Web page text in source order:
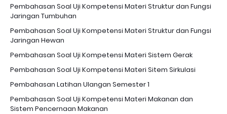
Pembahasan Soal Uji Kompetensi Materi Struktur dan Fungsi
Jaringan Tumbuhan
Pembahasan Soal Uji Kompetensi Materi Struktur dan Fungsi
Jaringan Hewan
Pembahasan Soal Uji Kompetensi Materi Sistem Gerak
Pembahasan Soal Uji Kompetensi Materi Sitem Sirkulasi
Pembahasan Latihan Ulangan Semester 1
Pembahasan Soal Uji Kompetensi Materi Makanan dan
Sistem Pencernaan Makanan